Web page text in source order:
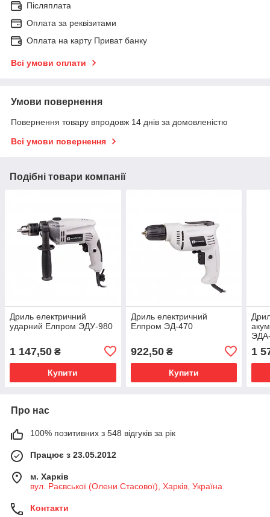
Післяплата
Оплата за реквізитами
Оплата на карту Приват банку
Всі умови оплати
Умови повернення
Повернення товару впродовж 14 днів за домовленістю
Всі умови повернення
Подібні товари компанії
Дриль електричний
ударний Елпром ЭДУ-980
1 147,50 ₴
Купити
Дриль електричний
Елпром ЭД-470
922,50₴
Купити
1
Про нас
100% позитивних з 548 відгуків за рік
Працює з 23.05.2012
м. Харків
вул. Раєвської (Олени Стасової), Харків, Україна
Контакти